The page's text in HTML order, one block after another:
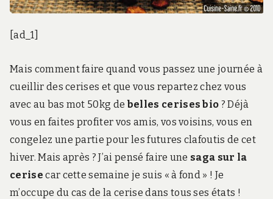
[ad_1]
Mais comment faire quand vous passez une journée à
cueillir des cerises et que vous repartez chez vous
avec au bas mot 50kg de belles cerises bio ? Déjà
vous en faites profiter vos amis, vos voisins, vous en
congelez une partie pour les futures clafoutis de cet
hiver. Mais après ? J’ai pensé faire une saga sur la
cerise car cette semaine je suis « à fond » ! Je
m’occupe du cas de la cerise dans tous ses états !